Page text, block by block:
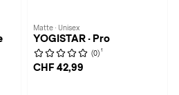
Matte · Unisex
YOGISTAR · Pro
(0) 1
CHF 42,99